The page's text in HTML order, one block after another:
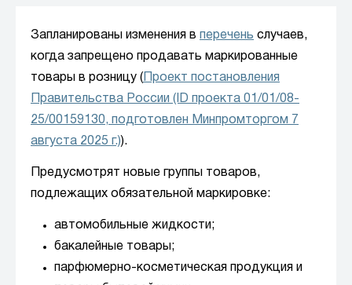
Запланированы изменения в перечень случаев,
когда запрещено продавать маркированные
товары в розницу ( Проект постановления
Правительства России (ID проекта 01/01/08-
25/00159130, подготовлен Минпромторгом 7
августа 2025 г.)).
Предусмотрят новые группы товаров,
подлежащих обязательной маркировке:
автомобильные жидкости;
бакалейные товары;
парфюмерно-косметическая продукция и